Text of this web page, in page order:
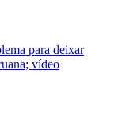
para deixar
vídeo